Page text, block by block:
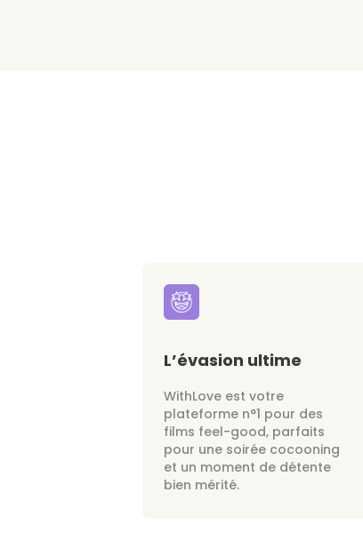
L’évasion ultime
WithLove est votre
plateforme n°1 pour des
films feel-good, parfaits
pour une soirée cocooning
et un moment de détente
bien mérité.